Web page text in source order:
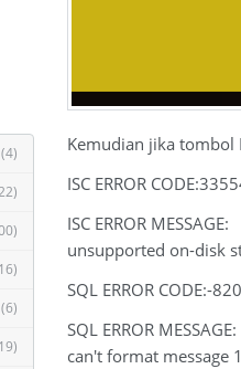
(4)
(6)
Kemudian jika
ISC ERROR
ISC ERROR MESSAGE:
unsupported on-disk
SQL ERROR CODE:-820
SQL ERROR MESSAGE:
can't format message